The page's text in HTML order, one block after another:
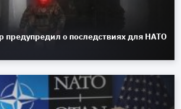
предупредил о последствиях для НАТО